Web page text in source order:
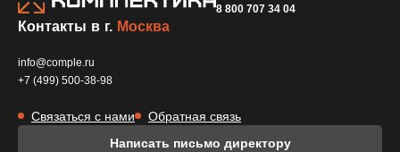
8 800 707 34 04
Написать письмо директору
Контакты в г. Москва
info@comple.ru
+7 (499) 500-38-98
Связаться с нами Обратная связь